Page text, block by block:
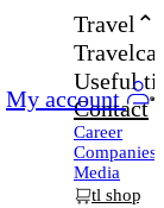
My account
Travel
Useful
Contact
Career
Companies
Media
tl shop